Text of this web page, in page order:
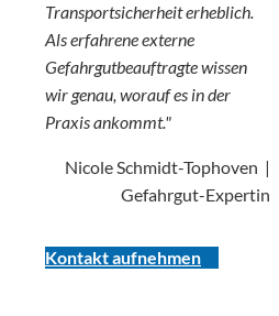
Transportsicherheit erheblich.
Als erfahrene externe
Gefahrgutbeauftragte wissen
wir genau, worauf es in der
Praxis ankommt."
Nicole Schmidt-Tophoven |
Gefahrgut-Expertin
Kontakt aufnehmen